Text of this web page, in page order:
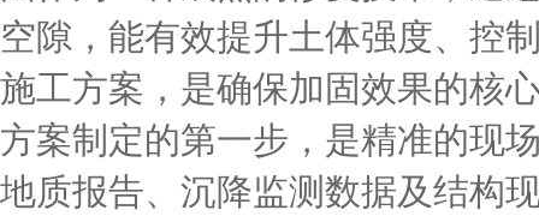
空隙，能有效提升土体强度、控
施工方案，是确保加固效果的核
方案制定的第一步，是精准的现
地质报告、沉降监测数据及结